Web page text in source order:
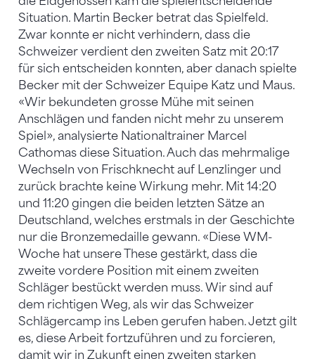
Situation. Martin Becker betrat das Spielfeld.
Zwar konnte er nicht verhindern, dass die
Schweizer verdient den zweiten Satz mit 20:17
für sich entscheiden konnten, aber danach spielte
Becker mit der Schweizer Equipe Katz und Maus.
«Wir bekundeten grosse Mühe mit seinen
Anschlägen und fanden nicht mehr zu unserem
Spiel», analysierte Nationaltrainer Marcel
Cathomas diese Situation. Auch das mehrmalige
Wechseln von Frischknecht auf Lenzlinger und
zurück brachte keine Wirkung mehr. Mit 14:20
und 11:20 gingen die beiden letzten Sätze an
Deutschland, welches erstmals in der Geschichte
nur die Bronzemedaille gewann. «Diese WM-
Woche hat unsere These gestärkt, dass die
zweite vordere Position mit einem zweiten
Schläger bestückt werden muss. Wir sind auf
dem richtigen Weg, als wir das Schweizer
Schlägercamp ins Leben gerufen haben. Jetzt gilt
es, diese Arbeit fortzuführen und zu forcieren,
damit wir in Zukunft einen zweiten starken